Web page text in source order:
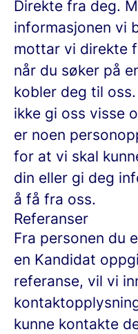
Direkte fra deg.
informasjonen vi
mottar vi direkte
når du søker på
kobler deg til
ikke gi oss visse
er noen
for at vi skal
din eller gi deg
å få fra oss.
Referanser
Fra personen du
en Kandidat
referanse, vil vi
kunne kontakte